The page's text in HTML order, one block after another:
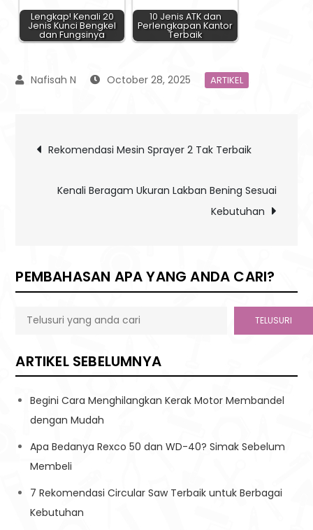
Lengkap! Kenali 20
Jenis Kunci Bengkel
dan Fungsinya
10 Jenis ATK dan
Perlengkapan Kantor
Terbaik
October 28, 2025 ARTIKEL
Post
navigation
Rekomendasi Mesin Sprayer 2 Tak Terbaik
Kenali Beragam Ukuran Lakban Bening Sesuai
Kebutuhan
PEMBAHASAN APA YANG ANDA CARI?
TELUSURI
ARTIKEL SEBELUMNYA
Begini Cara Menghilangkan Kerak Motor Membandel
dengan Mudah
Apa Bedanya Rexco 50 dan WD-40? Simak Sebelum
Membeli
7 Rekomendasi Circular Saw Terbaik untuk Berbagai
Kebutuhan